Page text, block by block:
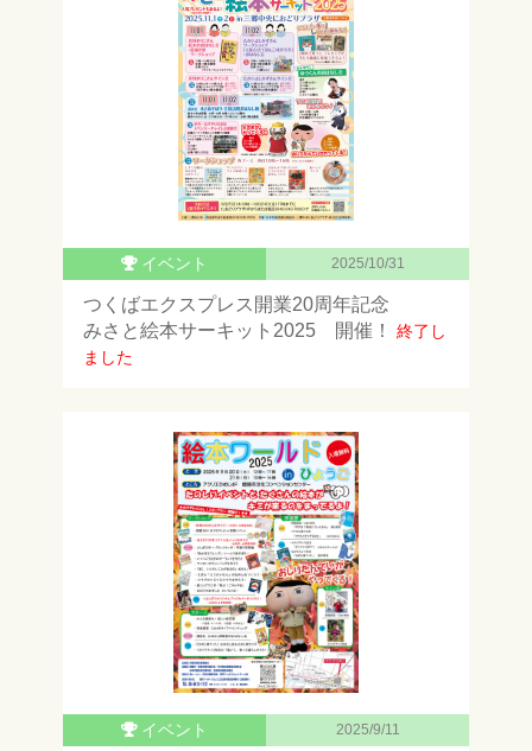
イベント 2025/10/31
つくばエクスプレス開業20周年記念
みさと絵本サーキット2025 開催！
終了し
ました
イベント 2025/9/11